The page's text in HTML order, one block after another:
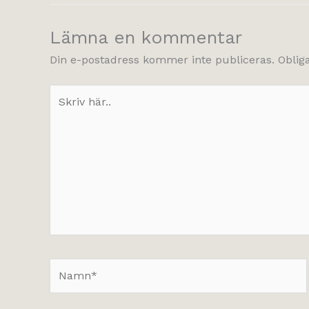
Lämna en kommentar
Din e-postadress kommer inte publiceras.
här..